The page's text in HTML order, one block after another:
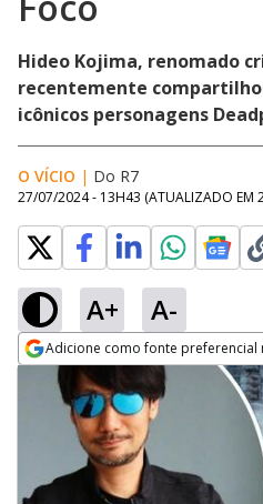
Hideo Kojima, renomado
recentemente
icônicos personagens
O VÍCIO | Do R7
27/07/2024 - 13H43 (ATUALIZADO EM
A+ A-
Adicione como fonte preferencial
Opens in new window